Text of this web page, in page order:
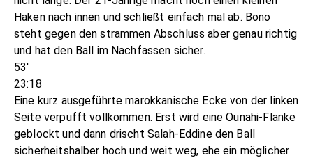
Haken nach innen und schließt einfach mal ab. Bono
steht gegen den strammen Abschluss aber genau richtig
und hat den Ball im Nachfassen sicher.
53'
23:18
Eine kurz ausgeführte marokkanische Ecke von der linken
Seite verpufft vollkommen. Erst wird eine Ounahi-Flanke
geblockt und dann drischt Salah-Eddine den Ball
sicherheitshalber hoch und weit weg, ehe ein möglicher